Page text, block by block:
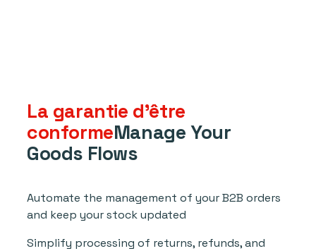
La garantie d'être
conformeManage Your
Goods Flows
Automate the management of your B2B orders
and keep your stock updated
Simplify processing of returns, refunds, and